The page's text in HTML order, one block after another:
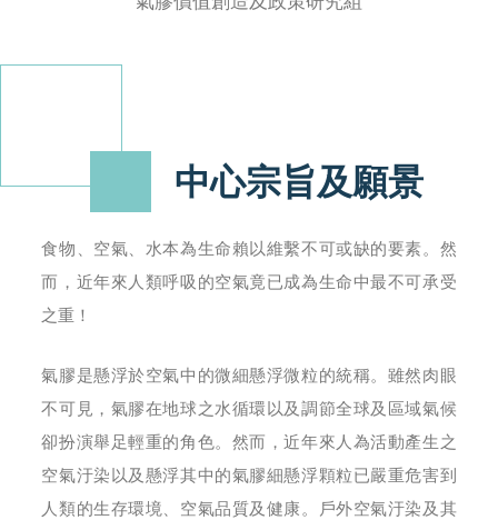
中心宗旨及願景
食物、空氣、水本為生命賴以維繫不可或缺的要素。然
而，近年來人類呼吸的空氣竟已成為生命中最不可承受
之重！
氣膠是懸浮於空氣中的微細懸浮微粒的統稱。雖然肉眼
不可見，氣膠在地球之水循環以及調節全球及區域氣候
卻扮演舉足輕重的角色。然而，近年來人為活動產生之
空氣汙染以及懸浮其中的氣膠細懸浮顆粒已嚴重危害到
人類的生存環境、空氣品質及健康。戶外空氣汙染及其